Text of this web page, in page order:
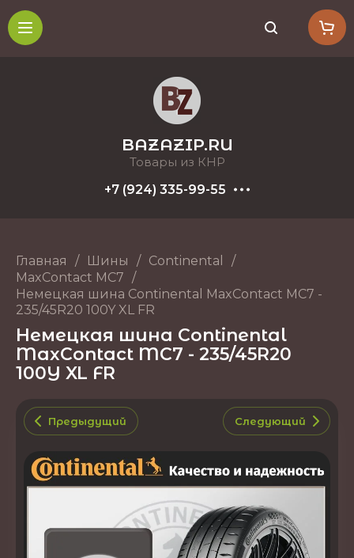
BAZAZIP.RU
Товары из КНР
+7 (924) 335-99-55
Главная / Шины / Continental
/
MaxContact MC7 /
Немецкая шина Continental MaxContact MC7 -
235/45R20 100Y XL FR
Немецкая шина Continental
MaxContact MC7 - 235/45R20
100Y XL FR
Предыдущий Следующий